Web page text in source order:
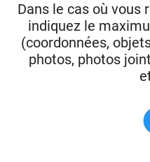
Dans le cas où vous
indiquez le
(coordonnées,
photos, photos